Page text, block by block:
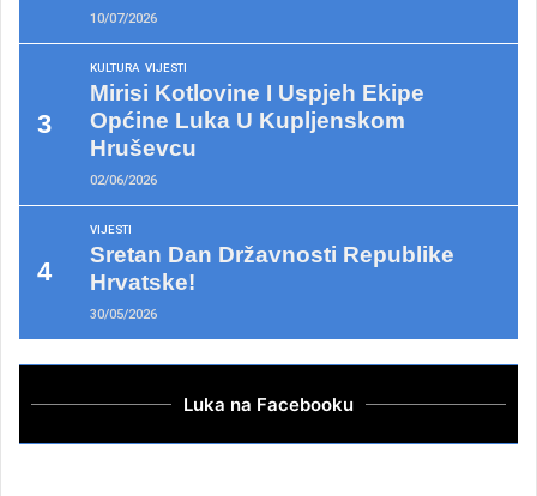
10/07/2026
KULTURA VIJESTI
Mirisi Kotlovine I Uspjeh Ekipe
Općine Luka U Kupljenskom
Hruševcu
02/06/2026
VIJESTI
Sretan Dan Državnosti Republike
Hrvatske!
30/05/2026
Luka na Facebooku